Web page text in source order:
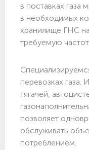
в поставках газа
в необходимых
хранилище ГНС
требуемую
перевозках газа.
тягачей,
позволяет
обслуживать
потреблением.